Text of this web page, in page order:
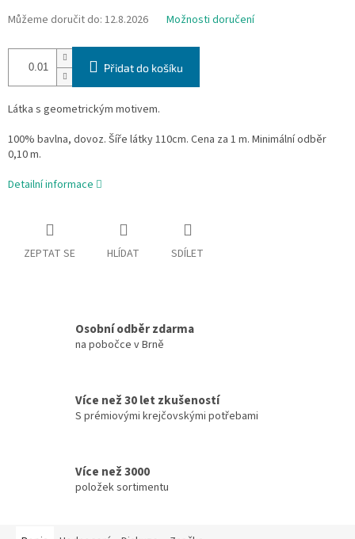
Můžeme doručit do: 12.8.2026 Možnosti doručení
Přidat do košíku
Látka s geometrickým motivem.
100% bavlna, dovoz. Šíře látky 110cm. Cena za 1 m. Minimální odběr
0,10 m.
Detailní informace
ZEPTAT SE HLÍDAT SDÍLET
Osobní odběr zdarma
na pobočce v Brně
Více než 30 let zkušeností
S prémiovými krejčovskými potřebami
Více než 3000
položek sortimentu